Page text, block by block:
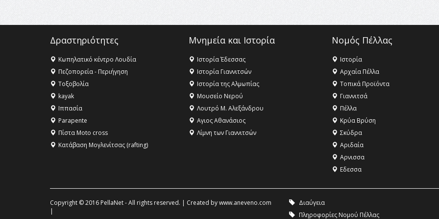
Δραστηριότητες
Κωπηλατικό κέντρο Λουδία
Πεζοπορεία - Περιήγηση
Τοξοβολία
kayak
Ιππασία
Parapente
Πίστα Moto cross
Κατάβαση Μογλενίτσας (rafting)
Μνημεία και Ιστορία
Ιστορία Έδεσσας
Ιστορία Γιαννιτσών
Ιστορία της Αλμωπίας
Μουσείο Νερού
Λουτρό Μ. Αλεξάνδρου
Αγιος Αθανάσιος
Λίμνη των Γιαννιτσών
Νομός Πέλλας
Ιστορία
Αρχαία Πέλλα
Τοπικά Προϊόντα
Γιαννιτσά
Πέλλα
Κρύα Βρύση
Σκύδρα
Αριδαία
Aρνισσα
Eδεσσα
Copyright © 2016 PellaNet - All rights reserved. | Created bywww.aneveno.com
|
Διαύγεια
Πληροφορίες Νομού Πέλλας